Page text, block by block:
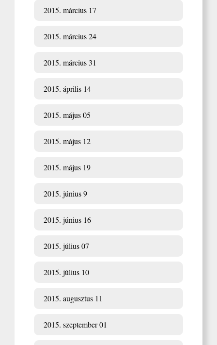
2015. március 17
2015. március 24
2015. március 31
2015. április 14
2015. május 05
2015. május 12
2015. május 19
2015. június 9
2015. június 16
2015. július 07
2015. július 10
2015. augusztus 11
2015. szeptember 01